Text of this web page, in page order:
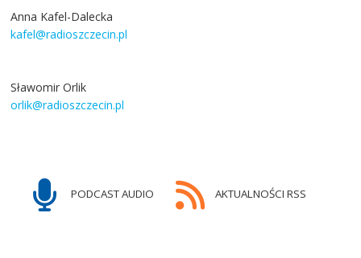
Anna Kafel-Dalecka
kafel@radioszczecin.pl
Sławomir Orlik
orlik@radioszczecin.pl
PODCAST AUDIO AKTUALNOŚCI RSS